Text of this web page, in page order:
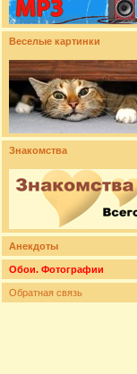
Веселые картинки
Знакомства
Анекдоты
Обои. Фотографии
Обратная связь